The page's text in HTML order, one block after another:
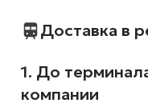
Доставка в
1. До
компании